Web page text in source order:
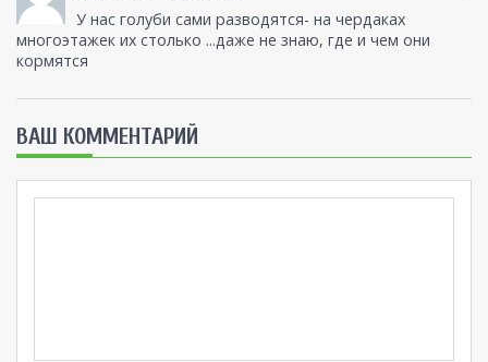
У нас голуби сами разводятся- на чердаках
многоэтажек их столько ...даже не знаю, где и чем они
кормятся
ВАШ КОММЕНТАРИЙ